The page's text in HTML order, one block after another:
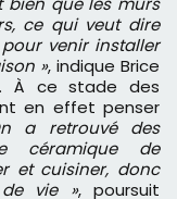
ce qui veut dire
venir installer
», indique Brice
À ce stade des
en effet penser
a retrouvé des
céramique de
et cuisiner, donc
vie », poursuit